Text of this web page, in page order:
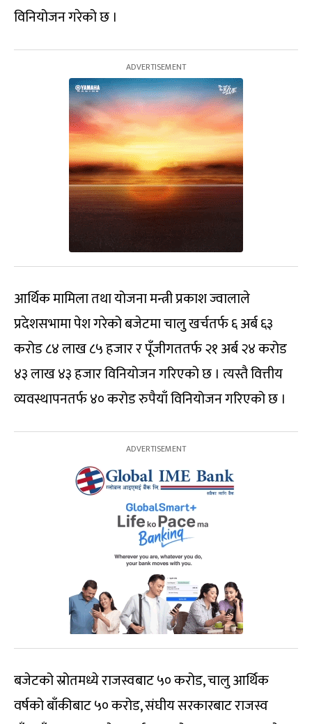
विनियोजन गरेको छ ।
आर्थिक मामिला तथा योजना मन्त्री प्रकाश ज्वालाले
प्रदेशसभामा पेश गरेको बजेटमा चालु खर्चतर्फ ६ अर्ब ६३
करोड ८४ लाख ८५ हजार र पूँजीगततर्फ २१ अर्ब २४ करोड
४३ लाख ४३ हजार विनियोजन गरिएको छ । त्यस्तै वित्तीय
व्यवस्थापनतर्फ ४० करोड रुपैयाँ विनियोजन गरिएको छ ।
बजेटको स्रोतमध्ये राजस्वबाट ५० करोड, चालु आर्थिक
वर्षको बाँकीबाट ५० करोड, संघीय सरकारबाट राजस्व